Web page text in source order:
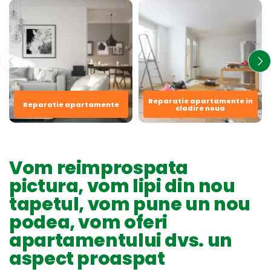
Reparatie apartamente Reparatie apartamente in
cladire noua
Vom reimprospata
pictura, vom lipi din nou
tapetul, vom pune un nou
podea, vom oferi
apartamentului dvs. un
aspect proaspat